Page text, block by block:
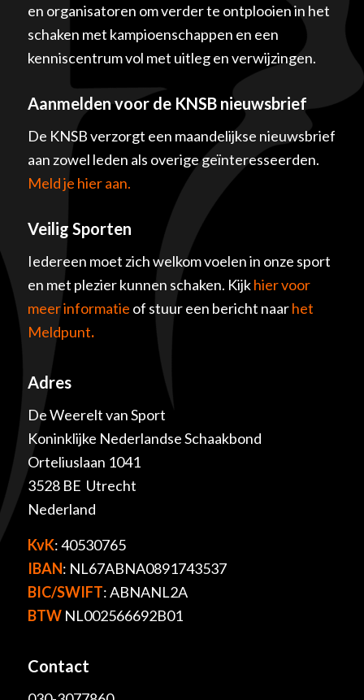
en organisatoren om verder te ontplooien in het
schaken met kampioenschappen en een
kenniscentrum vol met uitleg en verwijzingen.
Aanmelden voor de KNSB nieuwsbrief
De KNSB verzorgt een maandelijkse nieuwsbrief
aan zowel leden als overige geïnteresseerden.
Meld je hier aan.
Veilig Sporten
Iedereen moet zich welkom voelen in onze sport
en met plezier kunnen schaken. Kijkhier voor
meer informatie of stuur een bericht naarhet
Meldpunt.
Adres
De Weerelt van Sport
Koninklijke Nederlandse Schaakbond
Orteliuslaan 1041
3528 BE Utrecht
Nederland
KvK: 40530765
IBAN: NL67ABNA0891743537
BIC/SWIFT: ABNANL2A
BTWNL002566692B01
Contact